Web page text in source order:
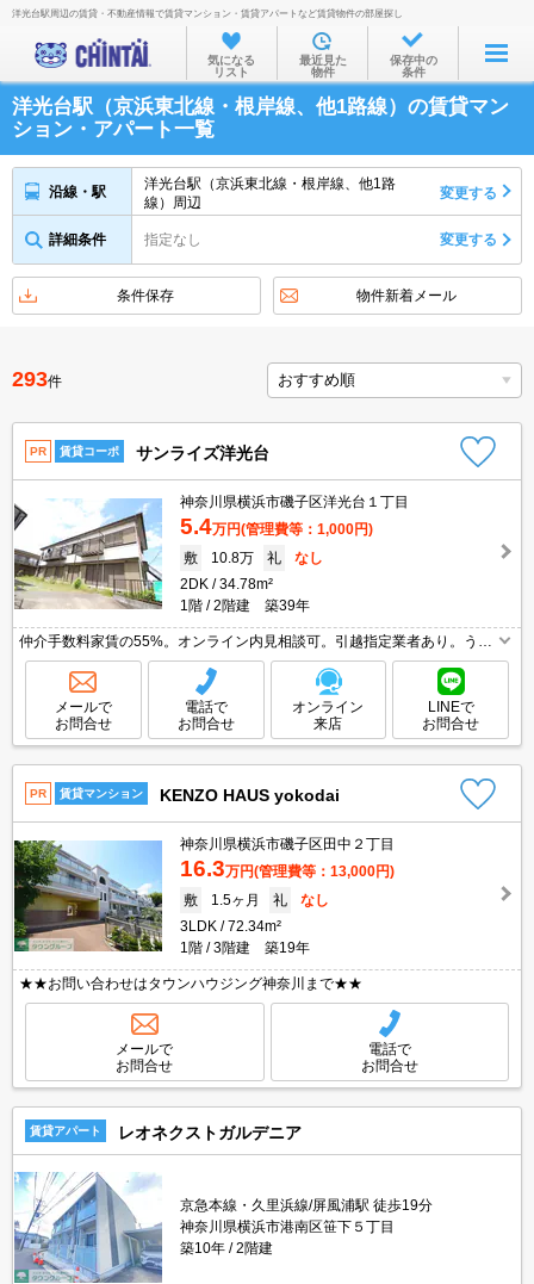
お部屋を探す
沿線・駅から
住所から
家賃相場から
不動産会社から
洋光台駅周辺の賃貸・不動産情報で賃貸マンション・賃貸アパートなど賃貸物件の部屋探し
気になる
リスト
最近見た
物件
保存中の
条件
洋光台駅（京浜東北線・根岸線、他1路線）の賃貸マン
ション・アパート一覧
沿線・駅
洋光台駅（京浜東北線・根岸線、他1路
線）周辺
変更する
詳細条件 指定なし 変更する
条件保存 物件新着メール
293件
PR 賃貸コーポ サンライズ洋光台
神奈川県横浜市磯子区洋光台１丁目
5.4万円(管理費等：1,000円)
敷
10.8万 礼
なし
2DK
34.78m²
1階
2階建 築39年
仲介手数料家賃の55%。オンライン内見相談可。引越指定業者あり。うれ
しい礼金0!。閑静な住宅街。契約金・家賃キャッシュレス決済対応（条件
あり）。最新の空室状況はお気軽にお問い合わせ下さい。
メールで
お問合せ
電話で
お問合せ
オンライン
来店
LINEで
お問合せ
PR 賃貸マンション KENZO HAUS yokodai
神奈川県横浜市磯子区田中２丁目
16.3万円(管理費等：13,000円)
敷
1.5ヶ月 礼
なし
3LDK
72.34m²
1階
3階建 築19年
★★お問い合わせはタウンハウジング神奈川まで★★
メールで
お問合せ
電話で
お問合せ
賃貸アパート レオネクストガルデニア
京急本線・久里浜線/屏風浦駅 徒歩19分
神奈川県横浜市港南区笹下５丁目
築10年
2階建